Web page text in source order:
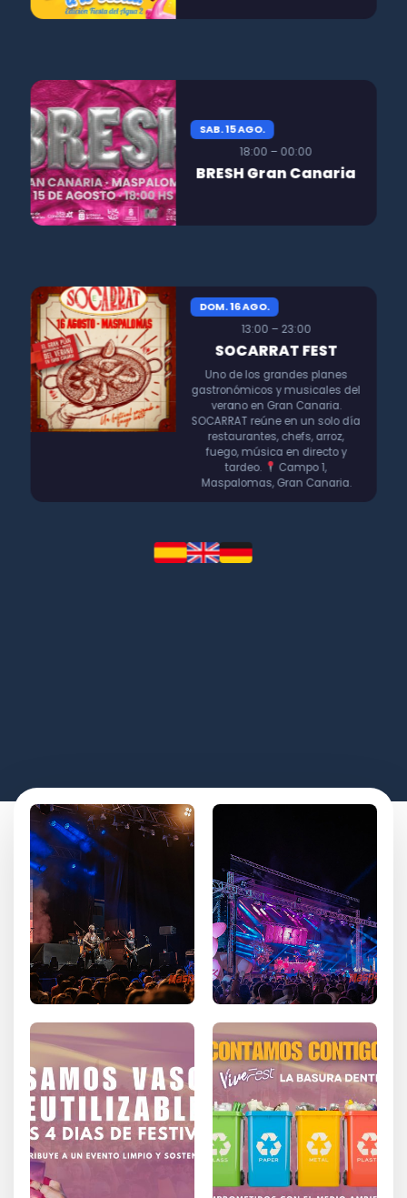
SAB. 15 AGO.
18:00 – 00:00
BRESH Gran Canaria
DOM. 16 AGO.
13:00 – 23:00
SOCARRAT FEST
Uno de los grandes planes
gastronómicos y musicales del
verano en Gran Canaria.
SOCARRAT reúne en un solo día
restaurantes, chefs, arroz,
fuego, música en directo y
tardeo.
Campo 1,
Maspalomas, Gran Canaria.